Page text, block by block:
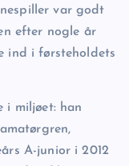
var godt
efter nogle år
ind i førsteholdets
i miljøet: han
A-junior i 2012